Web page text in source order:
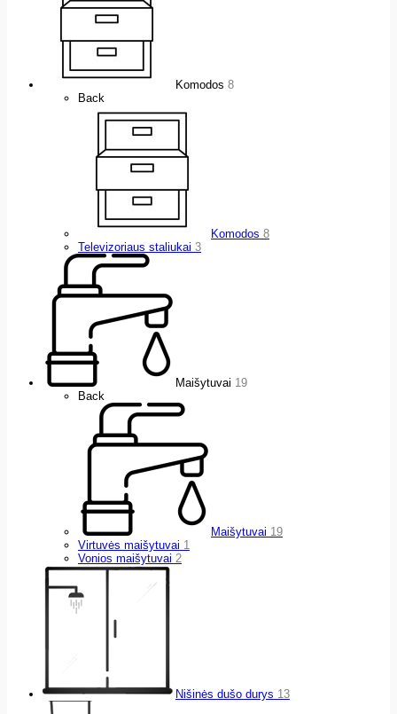
Komodos 8
Back
Komodos 8
Televizoriaus staliukai 3
Maišytuvai 19
Back
Maišytuvai 19
Virtuvės maišytuvai 1
Vonios maišytuvai 2
Nišinės dušo durys 13